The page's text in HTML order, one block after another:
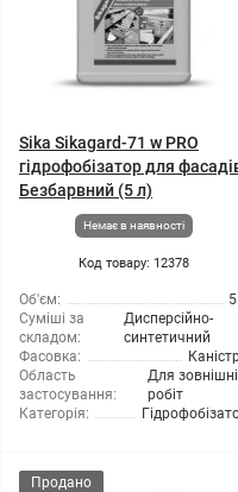
Sika Sikagard-71 w PRO
гідрофобізатор для
Безбарвний (5 л)
Немає в наявності
Код товару: 12378
Об'єм:
Суміші за
складом:
Дисперсійно-
синтетичний
Фасовка:
Область
застосування:
Для
робіт
Категорія:
Продано